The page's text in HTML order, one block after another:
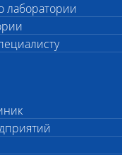
лаборатории
p 4 500p нет
p 3 800 нет